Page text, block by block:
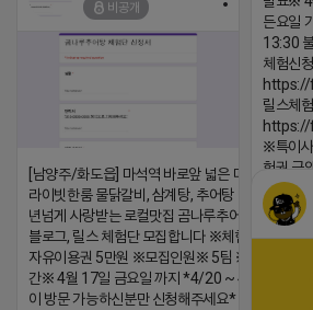
든요일
13:30
체험신
릴스체
※특이
험권 금
2026-
비공개
[남양주/화도읍] 마석역 바로앞 넓은 매장과, 프
라이빗한룸 물닭갈비, 삼계탕, 추어탕 맛집 10
년넘게 사랑받는 로컬맛집 곰나루추어탕에서
블로그, 릴스 체험단 모집합니다 ※체험메뉴※
자유이용권 5만원 ※모집인원※ 5팀 ※모집기
간※ 4월 17일 금요일 까지 *4/20 ~ 4/26 사
이 방문 가능하신분만 신청해주세요* ※체험단